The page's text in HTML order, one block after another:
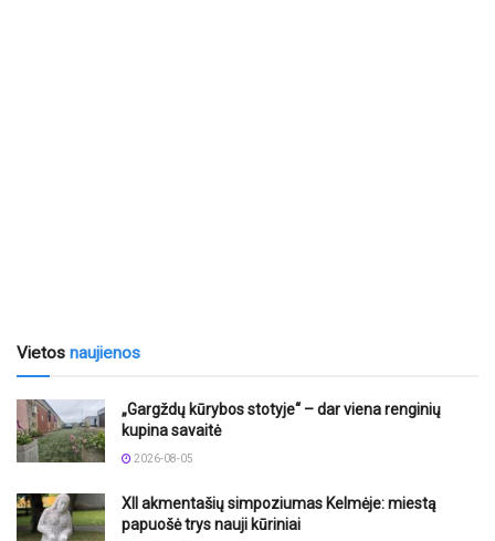
Vietos naujienos
„Gargždų kūrybos stotyje“ – dar viena renginių
kupina savaitė
2026-08-05
XII akmentašių simpoziumas Kelmėje: miestą
papuošė trys nauji kūriniai